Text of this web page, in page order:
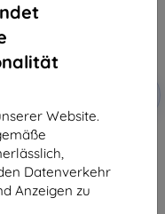
Website.
Datenverkehr
Anzeigen zu
Gutschein
RUGGED ARMOR
für Samsung Galaxy
Ultra 2 2026 (47 MM),
Mattschwarz (ACS11611)
18,90 €